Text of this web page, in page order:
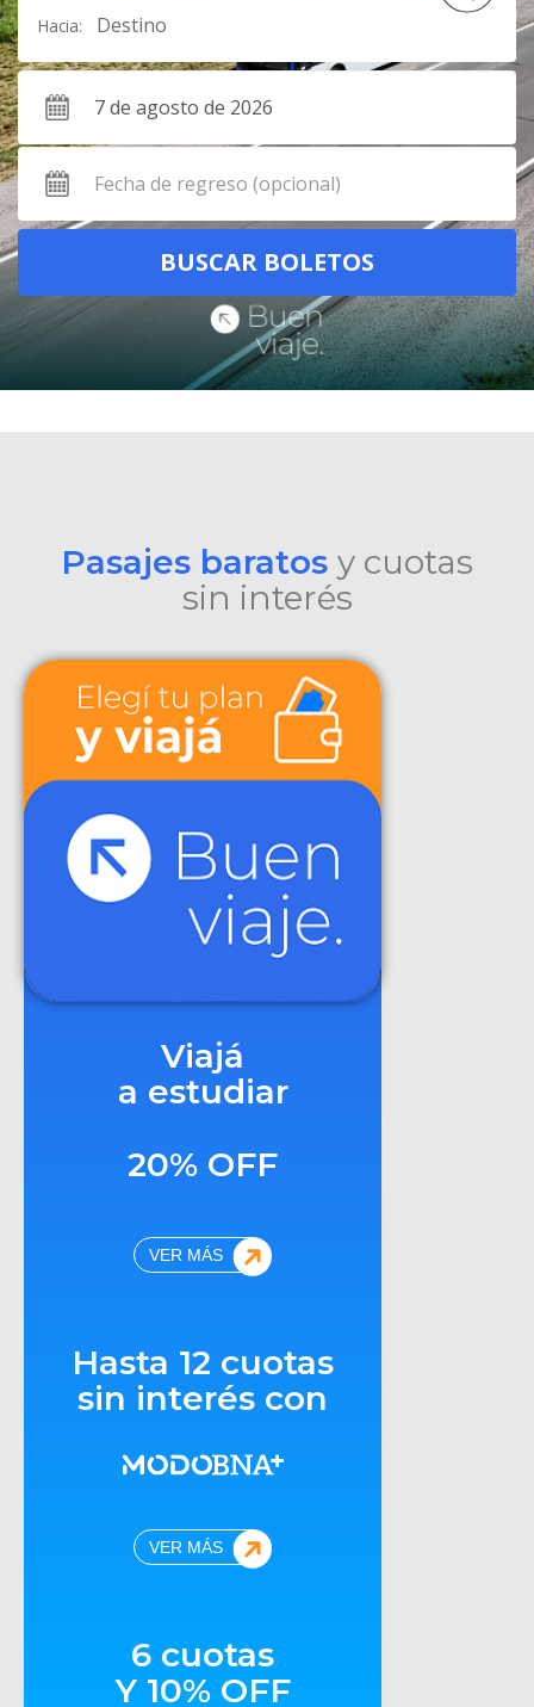
Pasajes baratos y cuotas
sin interés
Viajá
a estudiar
20% OFF
VER MÁS
Hasta 12 cuotas
sin interés con
VER MÁS
6 cuotas
Y 10% OFF